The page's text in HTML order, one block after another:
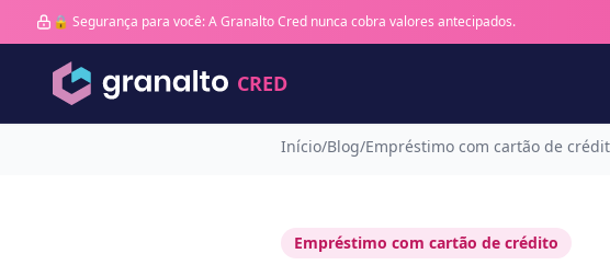
🔒 Segurança para você: A Granalto Cred nunca cobra valores antecipados.
CRED
Início/Blog/Empréstimo com cartão de
Empréstimo com cartão de crédito